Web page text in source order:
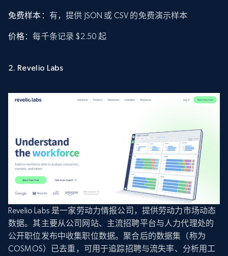
免费样本 ：有，提供 JSON 或 CSV 的免费演示样本
价格：每千条记录 $2.50 起
2. Revelio Labs
Revelio Labs 是一家劳动力情报公司，提供劳动力市场动态
数据。其主要从公司网站、主流招聘平台与人力代理处的
公开职位发布中收集职位数据。聚合后的数据集（称为
COSMOS）已去重，可用于追踪招聘与流失率、分析用工